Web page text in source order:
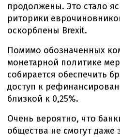
продолжены. Это стало
риторики
оскорблены Brexit.
Помимо обозначенных
монетарной политике
собирается обеспечить
доступ к
близкой к 0,25%.
Очень вероятно, что
общества не смогут даже